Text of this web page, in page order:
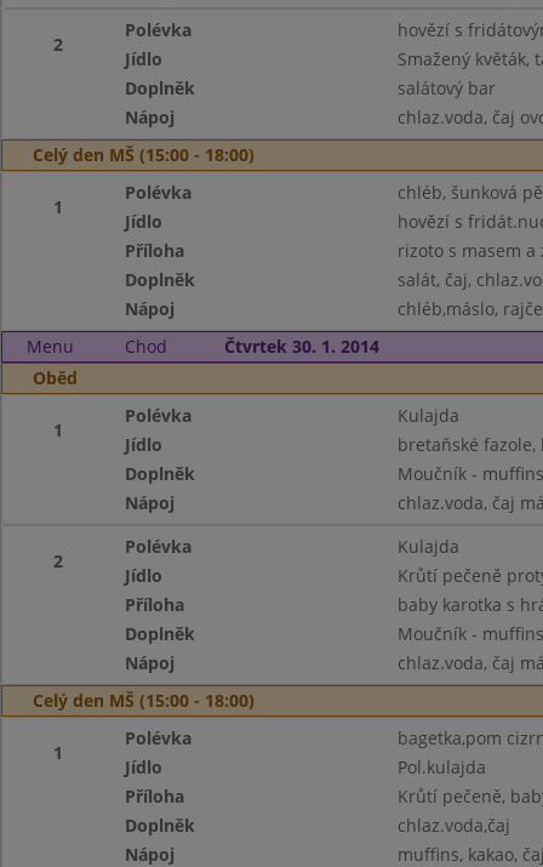
2
Polévka
hovězí s
Jídlo
Smažený květák,
Doplněk
salátový bar
Nápoj
chlaz.voda, čaj
Celý den MŠ (15:00 - 18:00)
1
Polévka
chléb, šunková
Jídlo
hovězí s
Příloha
rizoto s masem a
Doplněk
salát, čaj,
Nápoj
chléb,máslo,
Menu
Chod
Čtvrtek 30. 1. 2014
Oběd
1
Polévka
Kulajda
Jídlo
bretaňské fazole,
Doplněk
Moučník - muffins
Nápoj
chlaz.voda, čaj
2
Polévka
Kulajda
Jídlo
Krůtí pečeně
Příloha
baby karotka s
Doplněk
Moučník - muffins
Nápoj
chlaz.voda, čaj
Celý den MŠ (15:00 - 18:00)
1
Polévka
bagetka,pom
Jídlo
Pol.kulajda
Příloha
Krůtí pečeně,
Doplněk
chlaz.voda,čaj
Nápoj
muffins, kakao,